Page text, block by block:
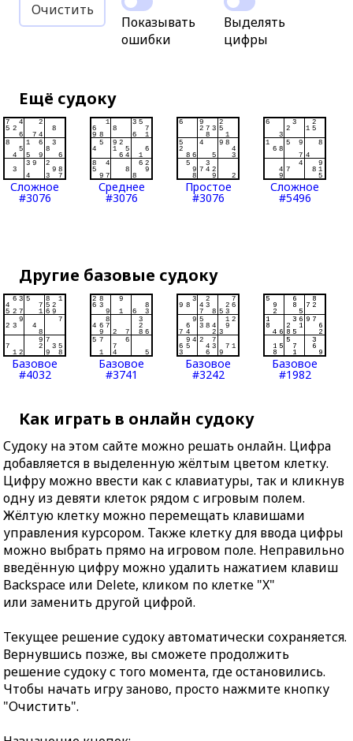
Очистить
Показывать
ошибки
Выделять
цифры
Ещё судоку
Сложное
#3076
Среднее
#3076
Простое
#3076
Сложное
#5496
Другие базовые судоку
Базовое
#4032
Базовое
#3741
Базовое
#3242
Базовое
#1982
Как играть в онлайн судоку
Судоку на этом сайте можно решать онлайн. Цифра
добавляется в выделенную жёлтым цветом клетку.
Цифру можно ввести как с клавиатуры, так и кликнув
одну из девяти клеток рядом с игровым полем.
Жёлтую клетку можно перемещать клавишами
управления курсором. Также клетку для ввода цифры
можно выбрать прямо на игровом поле. Неправильно
введённую цифру можно удалить нажатием клавиш
Backspace или Delete, кликом по клетке "X"
или заменить другой цифрой.
Текущее решение судоку автоматически сохраняется.
Вернувшись позже, вы сможете продолжить
решение судоку с того момента, где остановились.
Чтобы начать игру заново, просто нажмите кнопку
"Очистить".